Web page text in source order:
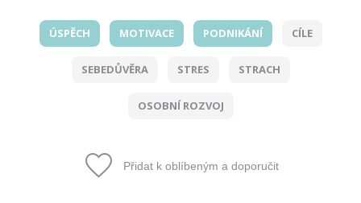
Odeslat
ÚSPĚCH MOTIVACE PODNIKÁNÍ CÍLE
SEBEDŮVĚRA STRES STRACH
OSOBNÍ ROZVOJ
Přidat k oblíbeným a doporučit